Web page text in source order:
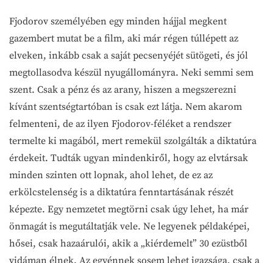
Fjodorov személyében egy minden hájjal megkent
gazembert mutat be a film, aki már régen túllépett az
elveken, inkább csak a saját pecsenyéjét sütögeti, és jól
megtollasodva készül nyugállományra. Neki semmi sem
szent. Csak a pénz és az arany, hiszen a megszerezni
kívánt szentségtartóban is csak ezt látja. Nem akarom
felmenteni, de az ilyen Fjodorov-féléket a rendszer
termelte ki magából, mert remekül szolgálták a diktatúra
érdekeit. Tudták ugyan mindenkiről, hogy az elvtársak
minden szinten ott lopnak, ahol lehet, de ez az
erkölcstelenség is a diktatúra fenntartásának részét
képezte. Egy nemzetet megtörni csak úgy lehet, ha már
önmagát is megutáltatják vele. Ne legyenek példaképei,
hősei, csak hazaárulói, akik a „kiérdemelt” 30 ezüstből